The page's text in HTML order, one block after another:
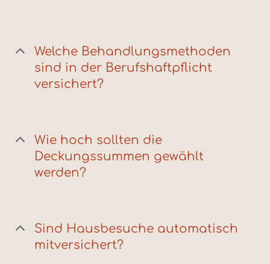
Welche Behandlungsmethoden
sind in der Berufshaftpflicht
versichert?
Wie hoch sollten die
Deckungssummen gewählt
werden?
Sind Hausbesuche automatisch
mitversichert?